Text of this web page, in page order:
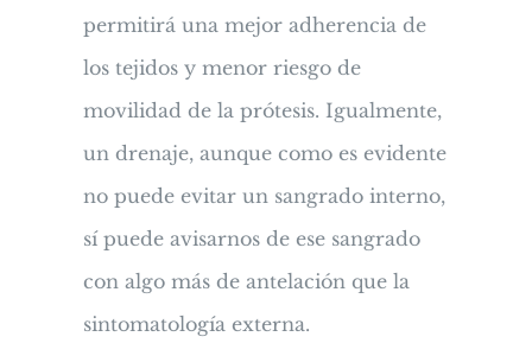
permitirá una mejor adherencia de
los tejidos y menor riesgo de
movilidad de la prótesis. Igualmente,
un drenaje, aunque como es evidente
no puede evitar un sangrado interno,
sí puede avisarnos de ese sangrado
con algo más de antelación que la
sintomatología externa.